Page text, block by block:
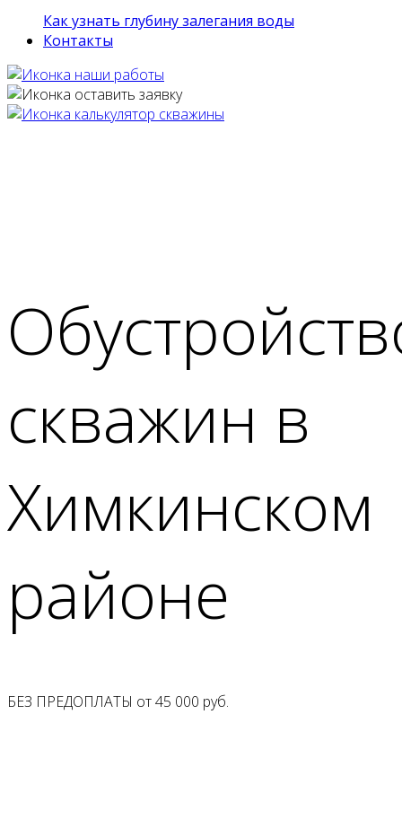
Как узнать глубину залегания воды
Контакты
скважин в
Химкинском
районе
БЕЗ ПРЕДОПЛАТЫ от45 000 руб.